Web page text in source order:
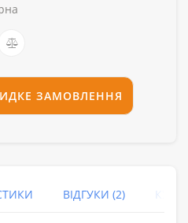
ЗАМОВЛЕННЯ
ВІДГУКИ (2)